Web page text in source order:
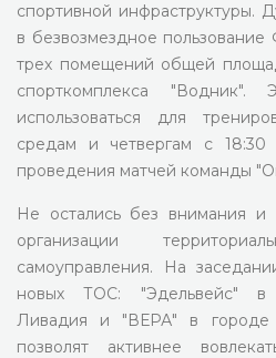
спортивной инфраструктуры.
в безвозмездное
трех помещений общей
спорткомплекса
использоваться для
средам и четвергам с
проведения матчей команды
Не остались без внимания и
организации
самоуправления. На
новых ТОС: "Эдельвейс" в
Ливадия и "ВЕРА" в городе
позволят активнее